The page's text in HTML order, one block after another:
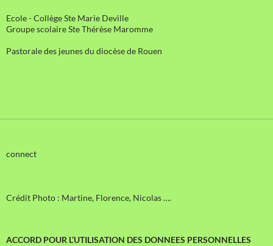
Ecole - Collège Ste Marie Deville
Groupe scolaire Ste Thérèse Maromme
Pastorale des jeunes du diocèse de Rouen
connect
Crédit Photo : Martine, Florence, Nicolas ….
ACCORD POUR L’UTILISATION DES DONNEES PERSONNELLES